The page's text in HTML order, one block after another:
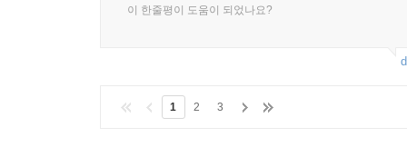
이 한줄평이 도움이 되었나요?
1 2 3